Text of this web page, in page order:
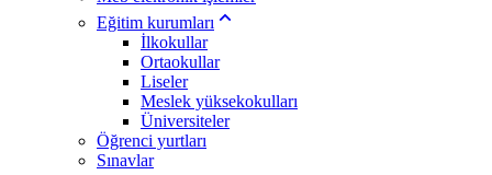
Eğitim kurumları
İlkokullar
Ortaokullar
Liseler
Meslek yüksekokulları
Üniversiteler
Öğrenci yurtları
Sınavlar